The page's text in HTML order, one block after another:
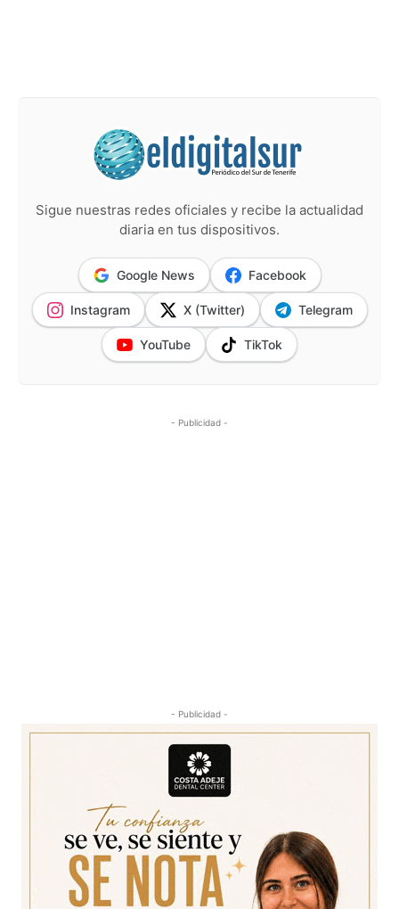
Sigue nuestras redes oficiales y recibe la actualidad
diaria en tus dispositivos.
Google News Facebook
Instagram X (Twitter) Telegram
YouTube TikTok
- Publicidad -
- Publicidad -